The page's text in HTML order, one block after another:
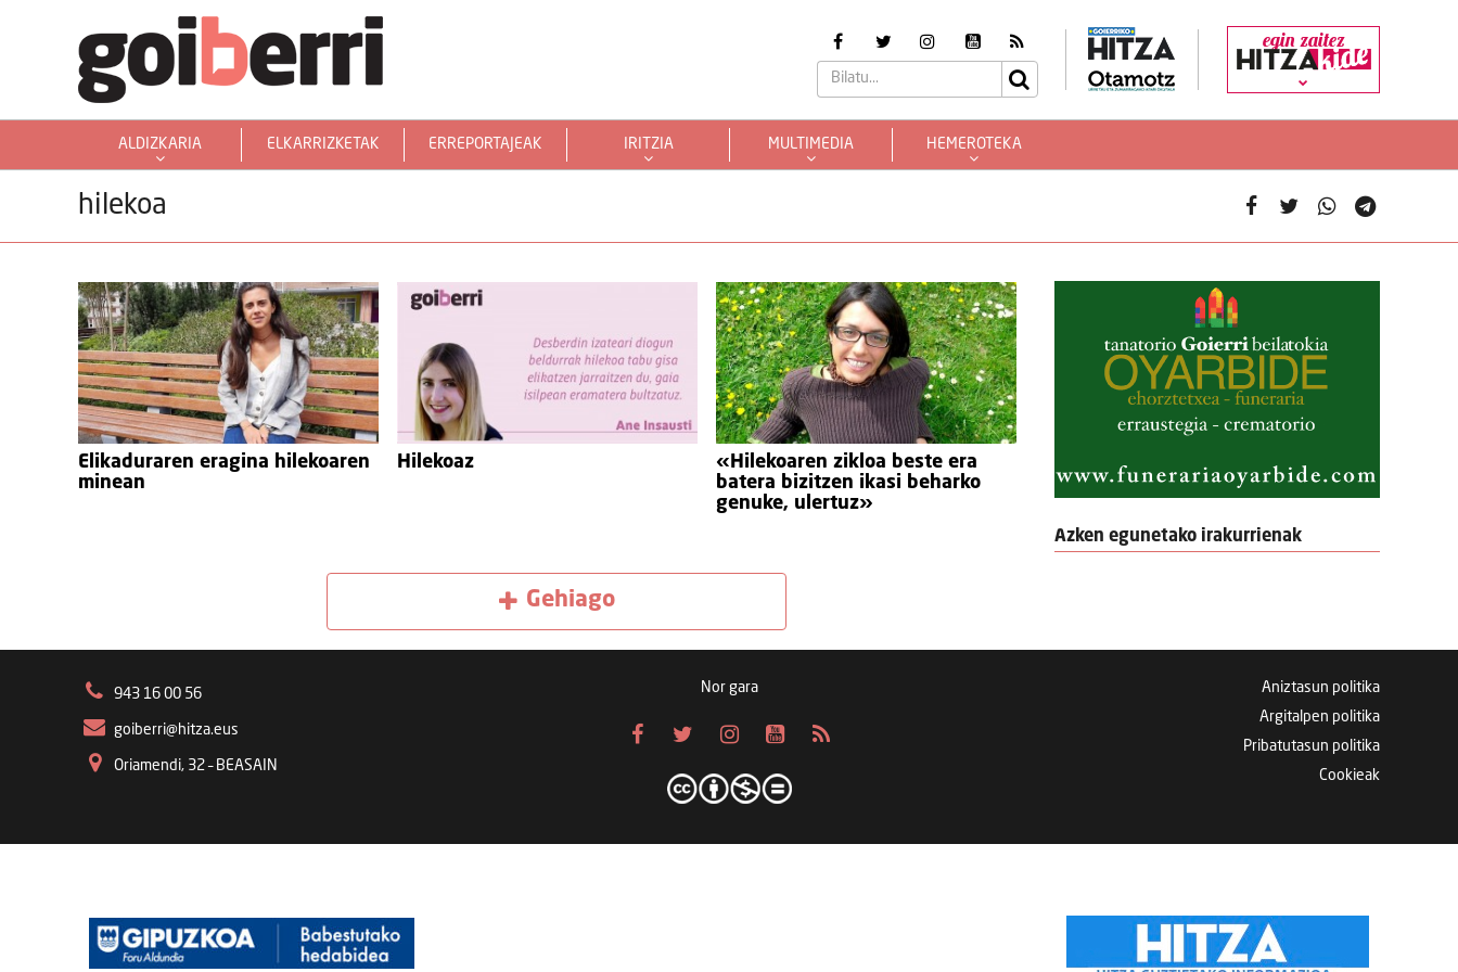
egin zaitez
ALDIZKARIA ELKARRIZKETAK ERREPORTAJEAK IRITZIA MULTIMEDIA HEMEROTEKA
hilekoa
Elikaduraren eragina hilekoaren
minean
Hilekoaz
«Hilekoaren zikloa beste era
batera bizitzen ikasi beharko
genuke, ulertuz»
Gehiago
Azken egunetako irakurrienak
943 16 00 56
goiberri@hitza.eus
Oriamendi, 32 – BEASAIN
Nor gara
Aniztasun politika
Argitalpen politika
Pribatutasun politika
Cookieak